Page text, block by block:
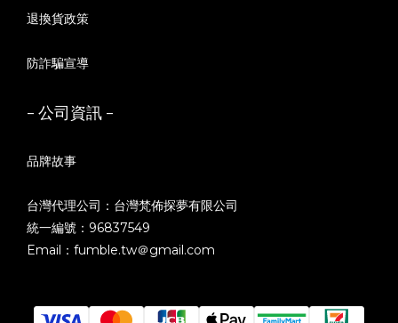
退換貨政策
防詐騙宣導
- 公司資訊 -
品牌故事
台灣代理公司：台灣梵佈探夢有限公司
統一編號：96837549
Email：fumble.tw＠gmail.com